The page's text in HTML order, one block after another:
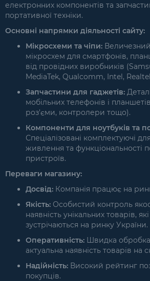
електронних компонентів та
портативної техніки.
Основні напрямки діяльності сайту:
Мікросхеми та чіпи:
мікросхем для смартфонів,
від провідних виробників
MediaTek, Qualcomm, Intel,
Запчастини для гаджетів:
мобільних телефонів і
роз'єми, контролери тощо).
Компоненти для ноутбуків та
Спеціалізовані комплектуючі
живлення та функціональності
пристроїв.
Переваги магазину:
Досвід: Компанія працює на
Якість: Особистий контроль
наявність унікальних товарів,
зустрічаються на ринку України.
Оперативність: Швидка
актуальна наявність товарів на
Надійність: Високий рейтинг
покупців.